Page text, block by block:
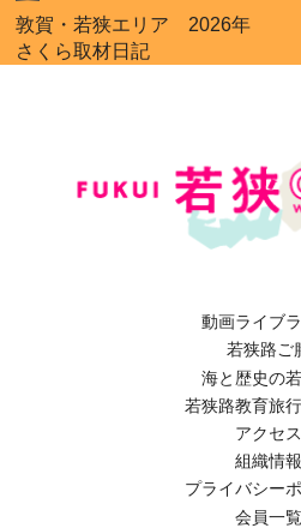
敦賀・若狭エリア 2026年
さくら取材日記
動画ライブ
若狭路ご
海と歴史の
若狭路教育旅
アクセス
組織情報
プライバシー
会員一覧